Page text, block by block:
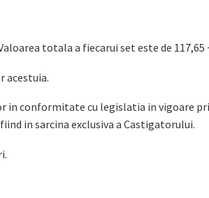
totala a fiecarui set este de 117,65
acestuia.
in conformitate cu legislatia in vigoare
in sarcina exclusiva a Castigatorului.